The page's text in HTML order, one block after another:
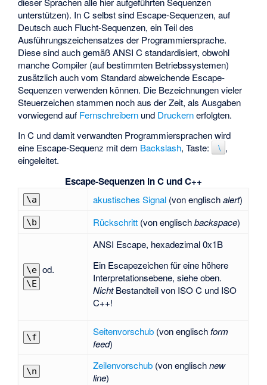
unterstützen). In C selbst sind Escape-Sequenzen, auf
Deutsch auch Flucht-Sequenzen, ein Teil des
Ausführungszeichensatzes der Programmiersprache.
Diese sind auch gemäß ANSI C standardisiert, obwohl
manche Compiler (auf bestimmten Betriebssystemen)
zusätzlich auch vom Standard abweichende Escape-
Sequenzen verwenden können. Die Bezeichnungen vieler
Steuerzeichen stammen noch aus der Zeit, als Ausgaben
vorwiegend auf Fernschreibern und Druckernerfolgten.
In C und damit verwandten Programmiersprachen wird
eine Escape-Sequenz mit dem Backslash, Taste: \ ,
eingeleitet.
Escape-Sequenzen in C und C++
\a akustisches Signal(von englischalert)
\b Rückschritt(von englischbackspace)
\e od.
\E
ANSI Escape, hexadezimal 0x1B
Ein Escapezeichen für eine höhere
Interpretationsebene, siehe oben.
NichtBestandteil von ISO C und ISO
C++!
\f Seitenvorschub(von englischform
feed)
\n Zeilenvorschub(von englischnew
line)